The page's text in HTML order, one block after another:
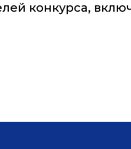
конкурса,